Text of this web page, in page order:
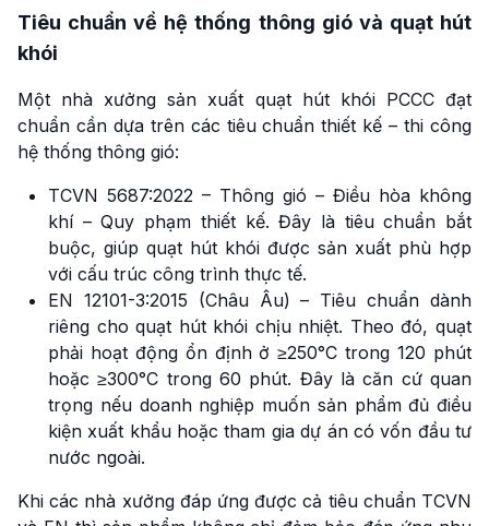
Tiêu chuẩn về hệ thống thông gió và quạt hút
khói
Một nhà xưởng sản xuất quạt hút khói PCCC đạt
chuẩn cần dựa trên các tiêu chuẩn thiết kế – thi công
hệ thống thông gió:
TCVN 5687:2022 – Thông gió – Điều hòa không
khí – Quy phạm thiết kế. Đây là tiêu chuẩn bắt
buộc, giúp quạt hút khói được sản xuất phù hợp
với cấu trúc công trình thực tế.
EN 12101-3:2015 (Châu Âu) – Tiêu chuẩn dành
riêng cho quạt hút khói chịu nhiệt. Theo đó, quạt
phải hoạt động ổn định ở ≥250°C trong 120 phút
hoặc ≥300°C trong 60 phút. Đây là căn cứ quan
trọng nếu doanh nghiệp muốn sản phẩm đủ điều
kiện xuất khẩu hoặc tham gia dự án có vốn đầu tư
nước ngoài.
Khi các nhà xưởng đáp ứng được cả tiêu chuẩn TCVN